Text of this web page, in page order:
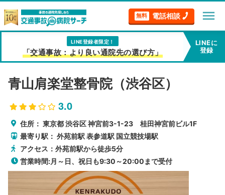
無料 電話相談 menu
LINE登録者限定！
「交通事故：より良い通院先の選び方」
LINEに
登録
青山肩楽堂整骨院（渋谷区）
3.0
住所：東京都渋谷区神宮前3-1-23 桂田神宮前ビル1F
最寄り駅：外苑前駅 表参道駅 国立競技場駅
アクセス：外苑前駅から徒歩5分
営業時間:月～日、祝日も9:30～20:00まで受付